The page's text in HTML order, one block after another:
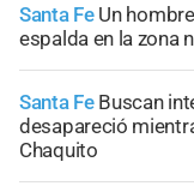
Santa Fe Un
espalda en la zona
Santa Fe Buscan
desapareció
Chaquito